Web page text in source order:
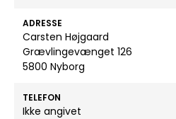
ADRESSE
Carsten Højgaard
Grævlingevænget 126
5800 Nyborg
TELEFON
Ikke angivet